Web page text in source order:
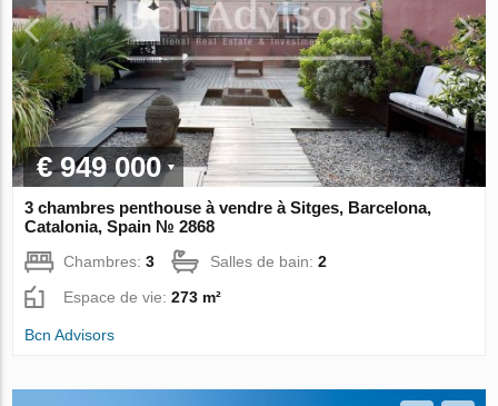
€ 949 000
3 chambres penthouse à vendre à Sitges, Barcelona,
Catalonia, Spain № 2868
Chambres:3 Salles de bain:2
Espace de vie:273 m²
Bcn Advisors